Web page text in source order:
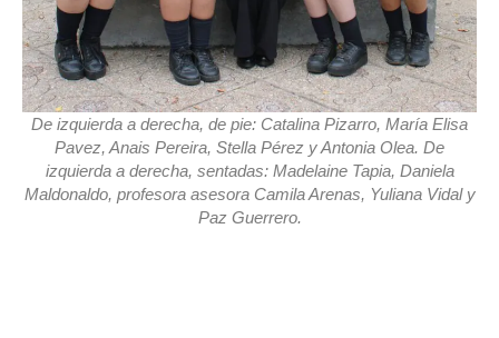
De izquierda a derecha, de pie: Catalina Pizarro, María Elisa
Pavez, Anais Pereira, Stella Pérez y Antonia Olea. De
izquierda a derecha, sentadas: Madelaine Tapia, Daniela
Maldonaldo, profesora asesora Camila Arenas, Yuliana Vidal y
Paz Guerrero.